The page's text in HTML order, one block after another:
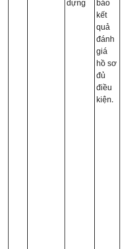
dựng
báo
kết
quả
đánh
giá
hồ sơ
đủ
điều
kiện.